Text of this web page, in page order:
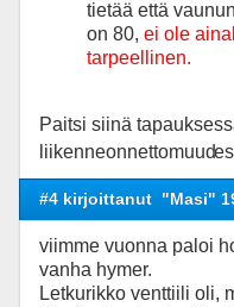
tietää että
on 80, ei ole
tarpeellinen.
Paitsi siinä
liikenneonnettomuud
#4 kirjoittanut "Masi"
viimme vuonna paloi
vanha hymer.
Letkurikko venttiili oli,